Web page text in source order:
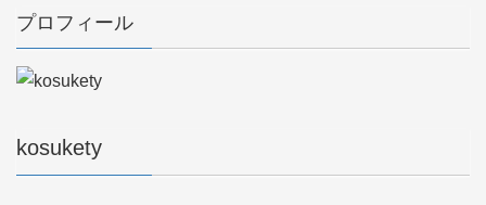
プロフィール
kosukety